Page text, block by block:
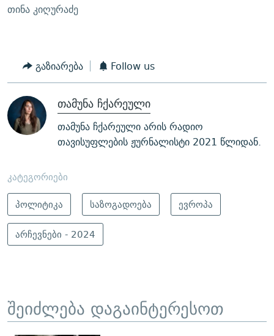
თინა კიღურაძე
გაზიარება Follow us
თამუნა ჩქარეული
თამუნა ჩქარეული არის რადიო
თავისუფლების ჟურნალისტი 2021 წლიდან.
კატეგორიები
პოლიტიკა
საზოგადოება
ევროპა
არჩევნები - 2024
შეიძლება დაგაინტერესოთ